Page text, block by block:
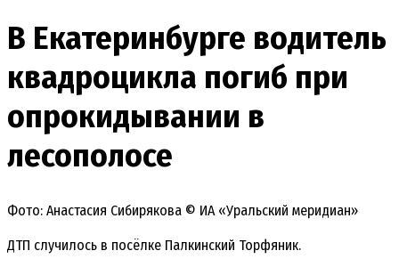
В Екатеринбурге водитель
квадроцикла погиб при
опрокидывании в
лесополосе
Фото: Анастасия Сибирякова © ИА «Уральский меридиан»
ДТП случилось в посёлке Палкинский Торфяник.